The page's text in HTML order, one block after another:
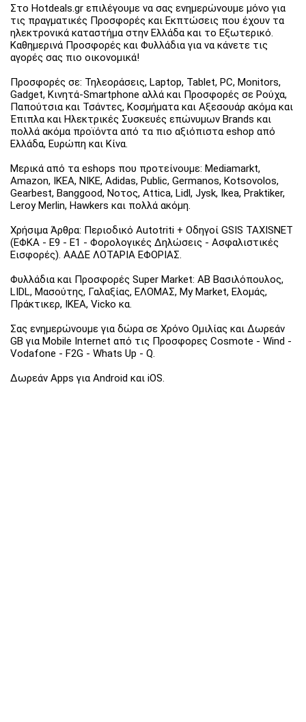
Στο Hotdeals.gr επιλέγουμε να σας ενημερώνουμε μόνο για
τις πραγματικές Προσφορές και Εκπτώσεις που έχουν τα
ηλεκτρονικά καταστήμα στην Ελλάδα και το Εξωτερικό.
Καθημερινά Προσφορές και Φυλλάδια για να κάνετε τις
αγορές σας πιο οικονομικά!
Προσφορές σε: Τηλεοράσεις, Laptop, Tablet, PC, Monitors,
Gadget, Κινητά-Smartphone αλλά και Προσφορές σε Ρούχα,
Παπούτσια και Τσάντες, Κοσμήματα και Αξεσουάρ ακόμα και
Έπιπλα και Ηλεκτρικές Συσκευές επώνυμων Brands και
πολλά ακόμα προϊόντα από τα πιο αξιόπιστα eshop από
Ελλάδα, Ευρώπη και Κίνα.
Μερικά από τα eshops που προτείνουμε: Mediamarkt,
Amazon, IKEA, NIKE, Adidas, Public, Germanos, Kotsovolos,
Gearbest, Banggood, Νοτος, Attica, Lidl, Jysk, Ikea, Praktiker,
Leroy Merlin, Hawkers και πολλά ακόμη.
Χρήσιμα Άρθρα: Περιοδικό Autotriti + Οδηγοί GSIS TAXISNET
(ΕΦΚΑ - Ε9 - Ε1 - Φορολογικές Δηλώσεις - Ασφαλιστικές
Εισφορές). ΑΑΔΕ ΛΟΤΑΡΙΑ ΕΦΟΡΙΑΣ.
Φυλλάδια και Προσφορές Super Market: ΑΒ Βασιλόπουλος,
LIDL, Μασούτης, Γαλαξίας, ΕΛΟΜΑΣ, My Market, Ελομάς,
Πράκτικερ, ΙΚΕΑ, Vicko κα.
Σας ενημερώνουμε για δώρα σε Χρόνο Ομιλίας και Δωρεάν
GB για Mobile Internet από τις Προσφορες Cosmote - Wind -
Vodafone - F2G - Whats Up - Q.
Δωρεάν Apps για Android και iOS.